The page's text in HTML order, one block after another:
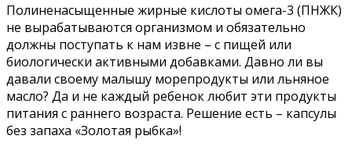
Полиненасыщенные жирные кислоты омега-3 (ПНЖК)
не вырабатываются организмом и обязательно
должны поступать к нам извне – с пищей или
биологически активными добавками. Давно ли вы
давали своему малышу морепродукты или льняное
масло? Да и не каждый ребенок любит эти продукты
питания с раннего возраста. Решение есть – капсулы
без запаха «Золотая рыбка»!